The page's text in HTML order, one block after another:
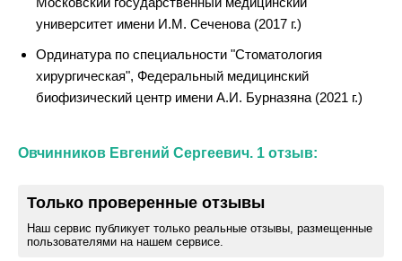
университет имени И.М. Сеченова (2017 г.)
Ординатура по специальности "Стоматология
хирургическая", Федеральный медицинский
биофизический центр имени А.И. Бурназяна (2021 г.)
Овчинников Евгений Сергеевич. 1 отзыв:
Только проверенные отзывы
Наш сервис публикует только реальные отзывы, размещенные
пользователями на нашем сервисе.